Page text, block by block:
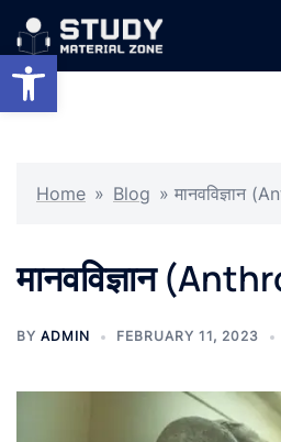
Open toolbar
Skip
content
Home » Blog » मानवविज्ञान
मानवविज्ञान
BY ADMIN FEBRUARY 11, 2023